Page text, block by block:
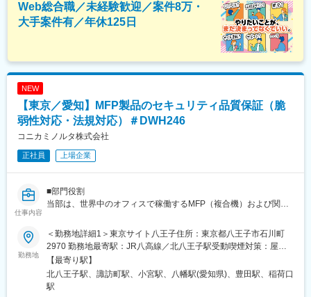
Web総合職／未経験歓迎／案件8万・
大手案件有／年休125日
NEW
【東京／愛知】MFP製品のセキュリティ品質保証（脆
弱性対応・法規対応）＃DWH246
コニカミノルタ株式会社
正社員 上場企業
仕事内容
■部門役割
当部は、世界中のオフィスで稼働するMFP（複合機）および関連
製品が市場に出る前の最終関門であり、顧客のビジネスを止めな
いための「信頼」を担保することがミッションです。
■解決したい課題
現在、製品の多機能化に伴い、監視すべきソフトウェアコンポー
ネントやOSSが膨大になっているため、次のような課題がありま
勤務地
＜勤務地詳細1＞東京サイト八王子住所：東京都八王子市石川町
2970 勤務地最寄駅：JR八高線／北八王子駅受動喫煙対策：屋内
全面禁煙＜勤務地詳細2＞瑞穂サイト住所：愛知県豊川市穂ノ原3-
22-1 勤務地最寄駅：名鉄豊川線／諏訪町駅受動喫煙対策：屋内全
面禁煙変更の範囲：会社の定める事業所（リモートワーク含む）
【最寄り駅】
北八王子駅、諏訪町駅、小宮駅、八幡駅(愛知県)、豊田駅、稲荷口
駅